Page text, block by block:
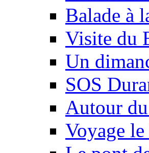
Balade à
Visite du
Un
SOS
Autour
Voyage